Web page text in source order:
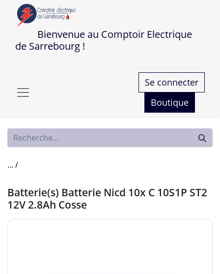
Bienvenue au Comptoir Electrique
de Sarrebourg !
Se connecter
Boutique
... /
Batterie(s) Batterie Nicd 10x C 10S1P ST2
12V 2.8Ah Cosse